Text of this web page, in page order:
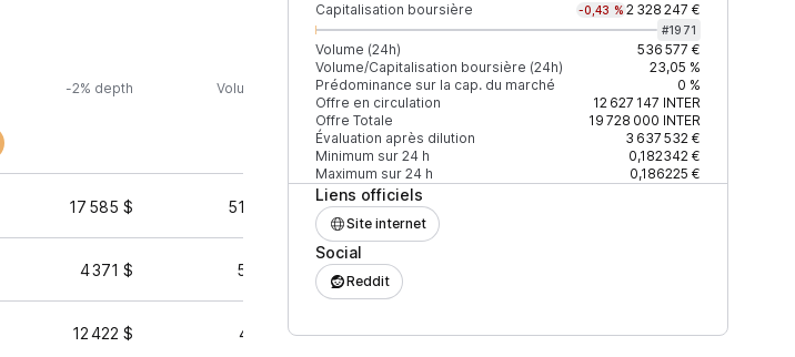
Capitalisation boursière -0,43 % 2 328 247 €
#1971
Volume (24h)
536 577 €
Volume/Capitalisation boursière (24h)
23,05 %
Prédominance sur la cap. du marché
0 %
Offre en circulation
12 627 147 INTER
Offre Totale
19 728 000 INTER
Évaluation après dilution
3 637 532 €
Minimum sur 24 h
0,182342 €
Maximum sur 24 h
0,186225 €
Liens officiels
Site internet
Social
Reddit
-2% depth Volume (24h) % du volume Confiance Mis à jour
17 585 $ 517 645 $ 83,46 %
4 371 $ 53 557 $ 8,63 %
12 422 $ 43 238 $ 6,97 % ÉLEVÉE Récemment